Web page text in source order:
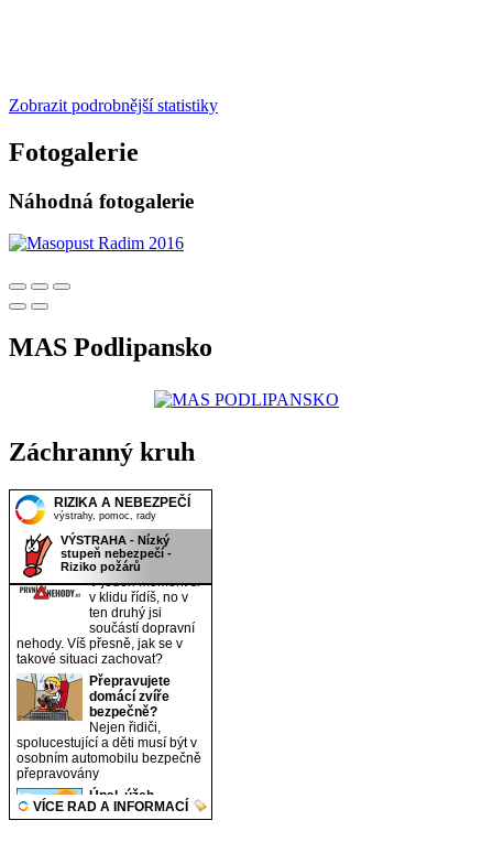
Zobrazit podrobnější statistiky
Fotogalerie
Náhodná fotogalerie
MAS Podlipansko
Záchranný kruh